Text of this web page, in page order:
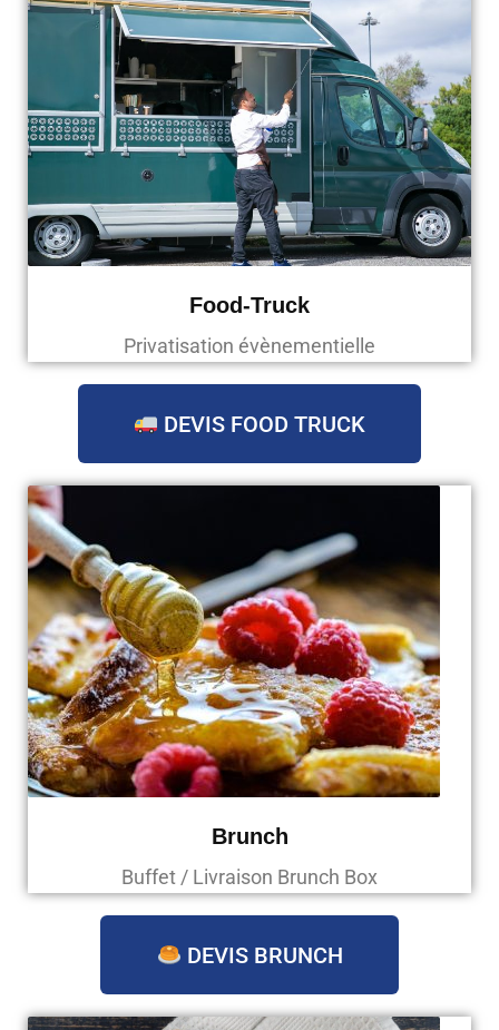
Food-Truck
Privatisation évènementielle
DEVIS FOOD TRUCK
Brunch
Buffet / Livraison Brunch Box
DEVIS BRUNCH